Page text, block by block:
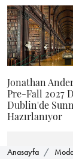
Jonathan
Pre-Fall 2027
Dublin'de
Hazırlanıyor
Anasayfa